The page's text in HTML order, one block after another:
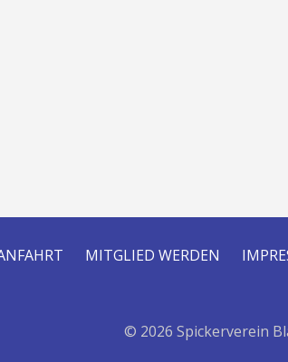
MITGLIED WERDEN
© 2026 Spickerverein